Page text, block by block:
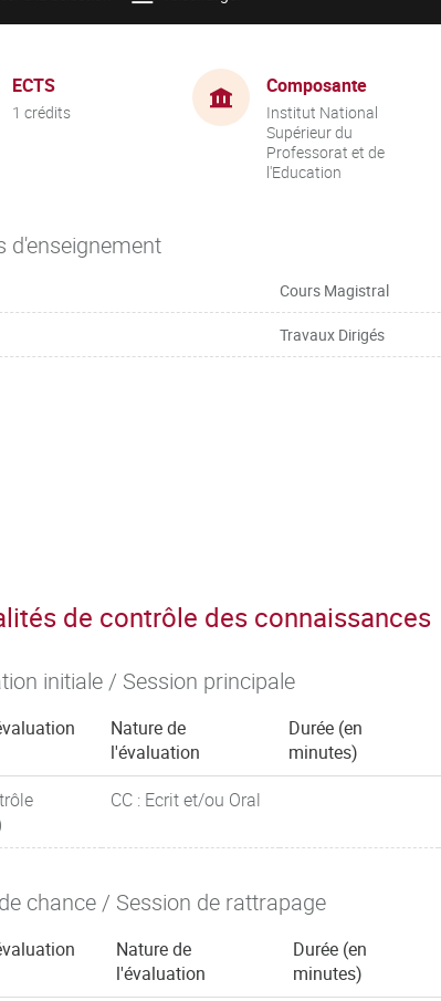
ECTS
1 crédits
Composante
Institut National
Supérieur du
Professorat et de
l'Education
d'enseignement
Cours Magistral
Travaux Dirigés
de contrôle des connaissances
initiale / Session principale
Nature de
l'évaluation
Durée (en
minutes)
CC : Ecrit et/ou Oral
chance / Session de rattrapage
Nature de
l'évaluation
Durée (en
minutes)